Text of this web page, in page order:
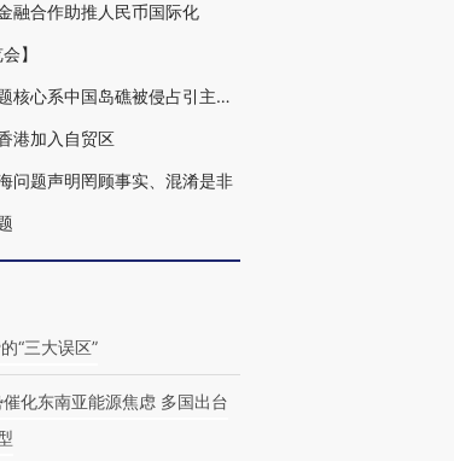
融合作助推人民币国际化
】
外交部：南海问题核心系中国岛礁被侵占引主权争议
港加入自贸区
问题声明罔顾事实、混淆是非
“三大误区”
化东南亚能源焦虑 多国出台